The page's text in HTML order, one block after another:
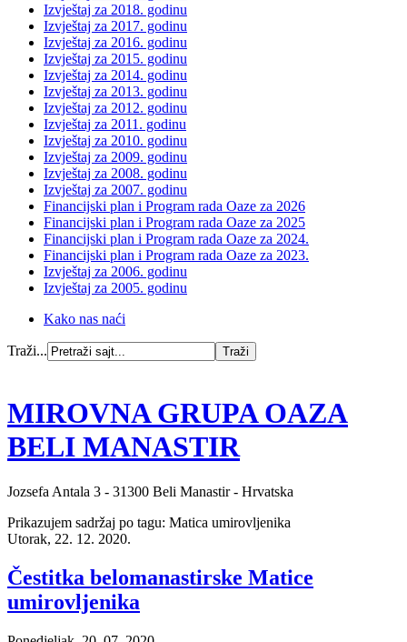
Izvještaj za 2018. godinu
Izvještaj za 2017. godinu
Izvještaj za 2016. godinu
Izvještaj za 2015. godinu
Izvještaj za 2014. godinu
Izvještaj za 2013. godinu
Izvještaj za 2012. godinu
Izvještaj za 2011. godinu
Izvještaj za 2010. godinu
Izvještaj za 2009. godinu
Izvještaj za 2008. godinu
Izvještaj za 2007. godinu
Financijski plan i Program rada Oaze za 2026
Financijski plan i Program rada Oaze za 2025
Financijski plan i Program rada Oaze za 2024.
Financijski plan i Program rada Oaze za 2023.
Izvještaj za 2006. godinu
Izvještaj za 2005. godinu
Kako nas naći
Traži...
MIROVNA GRUPA OAZA
BELI MANASTIR
Jozsefa Antala 3 - 31300 Beli Manastir - Hrvatska
Prikazujem sadržaj po tagu: Matica umirovljenika
Utorak, 22. 12. 2020.
Čestitka belomanastirske Matice
umirovljenika